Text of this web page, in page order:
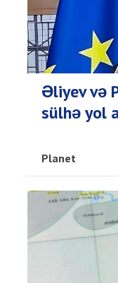
Əliyev və
sülhə yol
Planet